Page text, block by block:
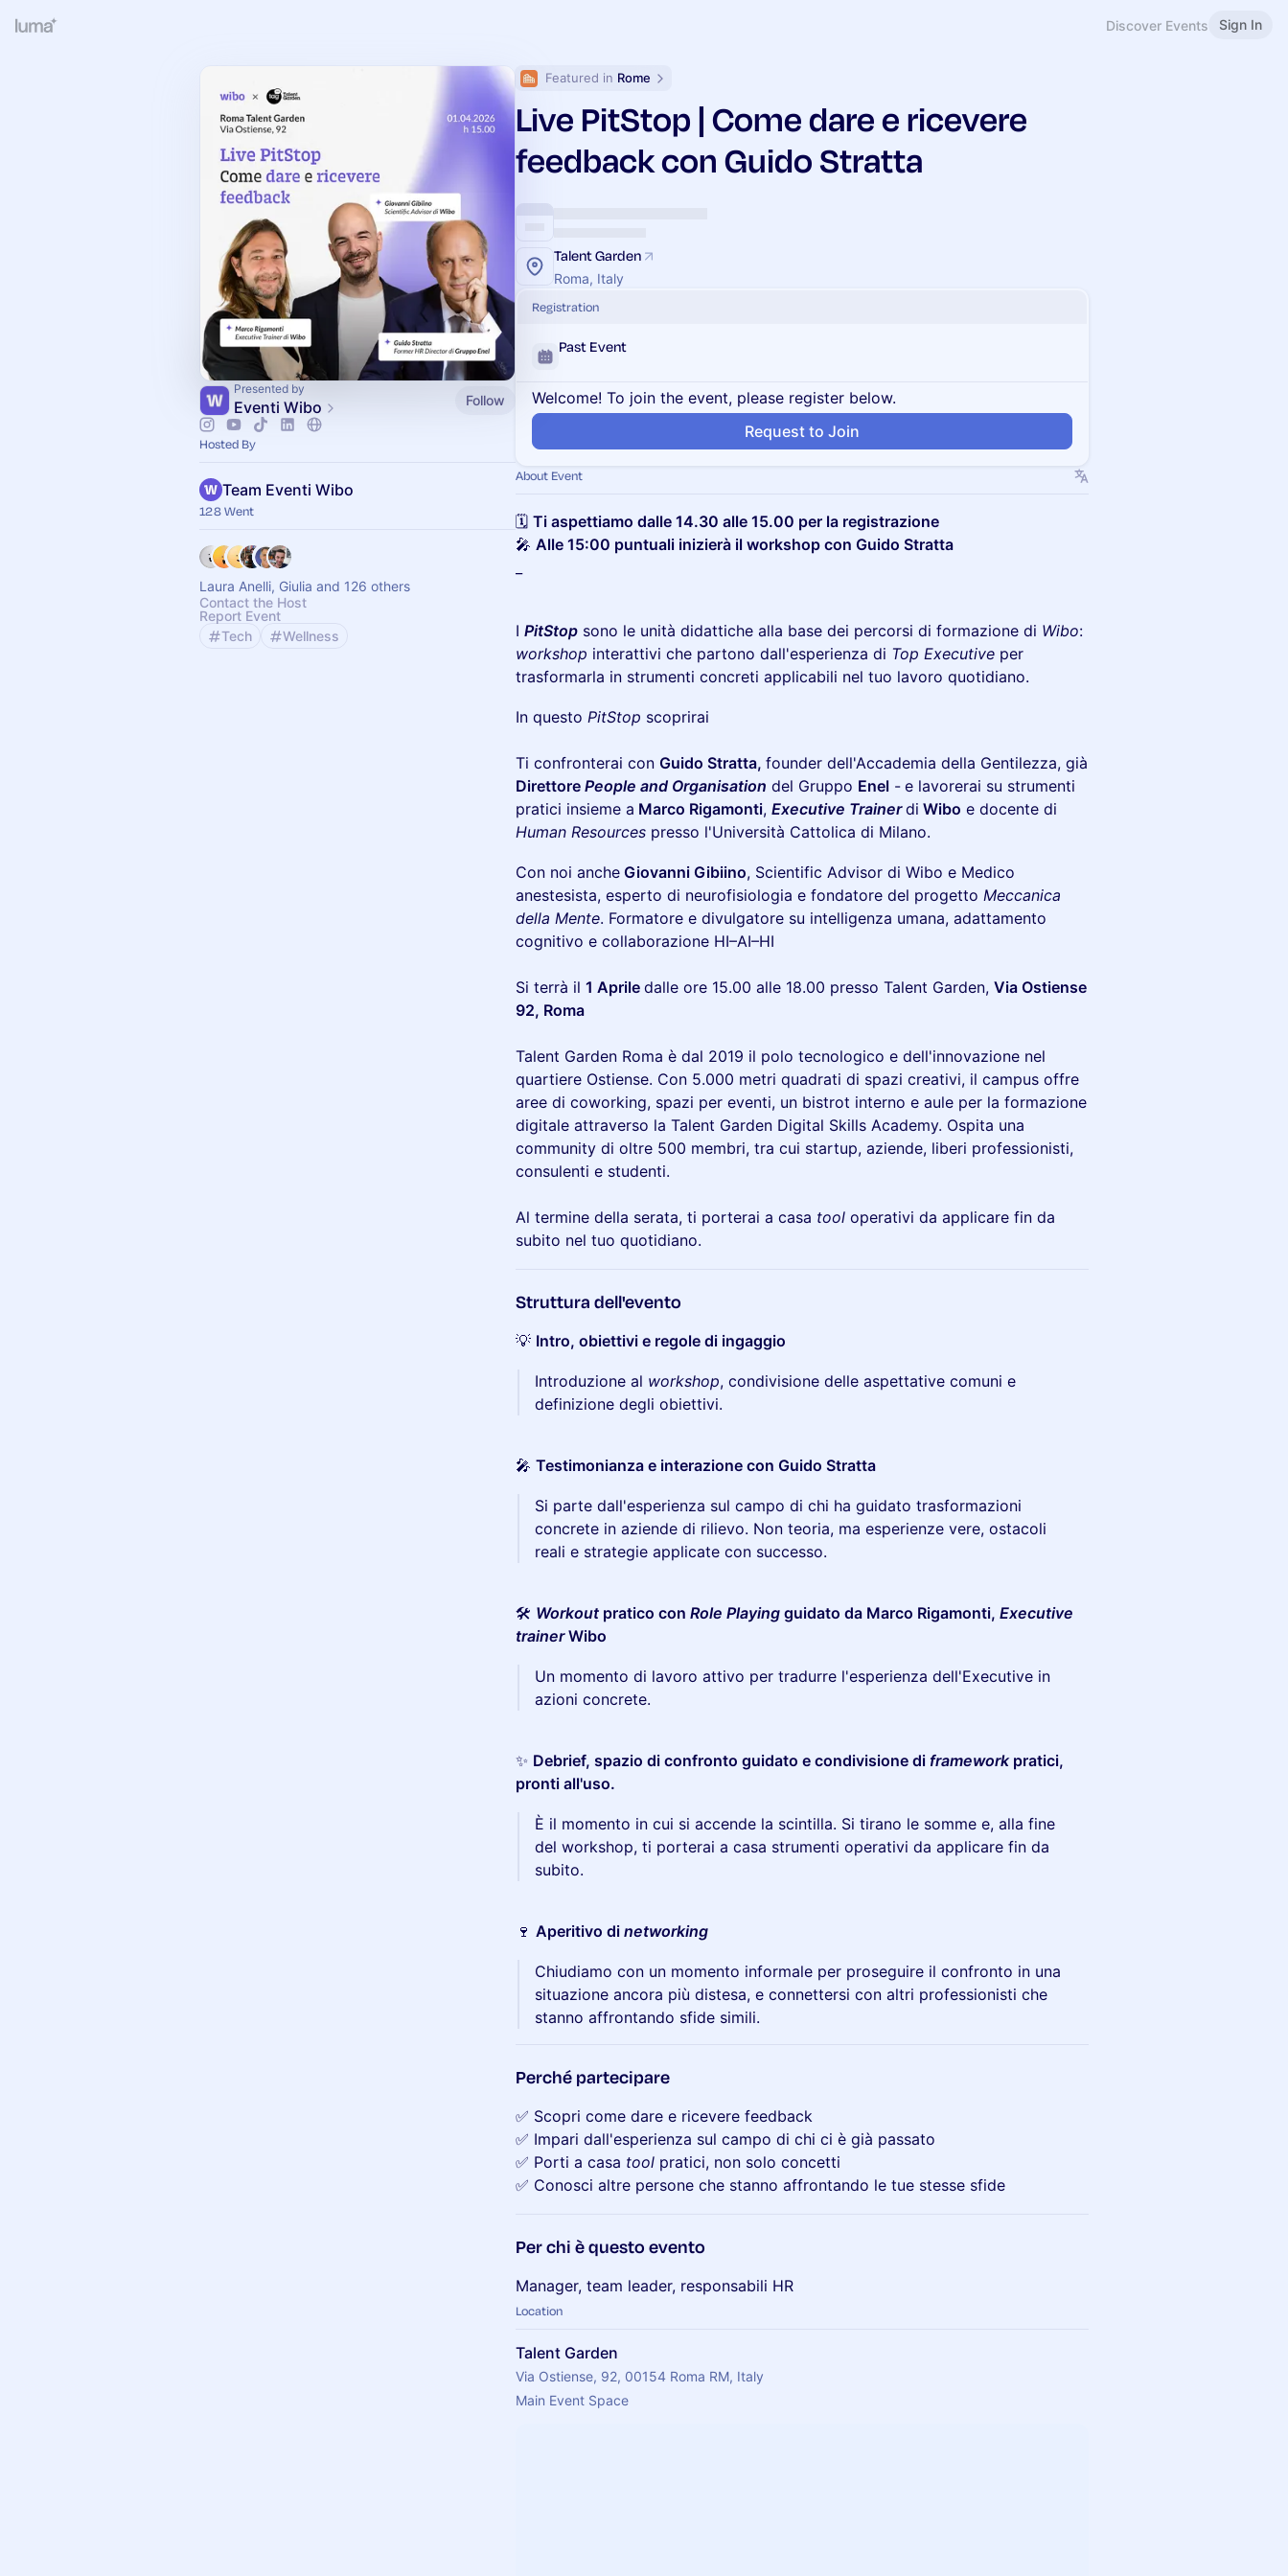
Discover Events Sign In
Presented by
Eventi Wibo Follow
Hosted By
Team Eventi Wibo
128 Went
Laura Anelli, Giulia and 126 others
Contact the Host
Report Event
Tech
Wellness
Featured in Rome
Live PitStop | Come dare e ricevere
feedback con Guido Stratta
Talent Garden
Roma, Italy
Registration
Past Event
Welcome! To join the event, please register below.
Request to Join
About Event
🗓️ Ti aspettiamo dalle 14.30 alle 15.00 per la registrazione
🎤 Alle 15:00 puntuali inizierà il workshop con Guido Stratta
I PitStop sono le unità didattiche alla base dei percorsi di formazione di Wibo:
workshop interattivi che partono dall'esperienza di Top Executive per
trasformarla in strumenti concreti applicabili nel tuo lavoro quotidiano.
In questo PitStop scoprirai
Ti confronterai con Guido Stratta, founder dell'Accademia della Gentilezza, già
Direttore People and Organisation del Gruppo Enel - e lavorerai su strumenti
pratici insieme a Marco Rigamonti, Executive Trainerdi Wibo e docente di
Human Resources presso l'Università Cattolica di Milano.
​Con noi anche Giovanni Gibiino, Scientific Advisor di Wibo e Medico
anestesista, esperto di neurofisiologia e fondatore del progetto Meccanica
della Mente. Formatore e divulgatore su intelligenza umana, adattamento
cognitivo e collaborazione HI–AI–HI
Si terrà il 1 Aprile dalle ore 15.00 alle 18.00 presso Talent Garden, Via Ostiense
92, Roma
Talent Garden Roma è dal 2019 il polo tecnologico e dell'innovazione nel
quartiere Ostiense. Con 5.000 metri quadrati di spazi creativi, il campus offre
aree di coworking, spazi per eventi, un bistrot interno e aule per la formazione
digitale attraverso la Talent Garden Digital Skills Academy. Ospita una
community di oltre 500 membri, tra cui startup, aziende, liberi professionisti,
consulenti e studenti.
Al termine della serata, ti porterai a casa tool operativi da applicare fin da
subito nel tuo quotidiano.
Struttura dell'evento
💡 Intro, obiettivi e regole di ingaggio
Introduzione al workshop, condivisione delle aspettative comuni e
definizione degli obiettivi.
🎤 Testimonianza e interazione con Guido Stratta
Si parte dall'esperienza sul campo di chi ha guidato trasformazioni
concrete in aziende di rilievo. Non teoria, ma esperienze vere, ostacoli
reali e strategie applicate con successo.
🛠️ Workout pratico con Role Playing guidato da Marco Rigamonti, Executive
trainerWibo
Un momento di lavoro attivo per tradurre l'esperienza dell'Executive in
azioni concrete.
✨ Debrief, spazio di confronto guidato e condivisione di framework pratici,
pronti all'uso.
È il momento in cui si accende la scintilla. Si tirano le somme e, alla fine
del workshop, ti porterai a casa strumenti operativi da applicare fin da
subito.
🍷 Aperitivo di networking
Chiudiamo con un momento informale per proseguire il confronto in una
situazione ancora più distesa, e connettersi con altri professionisti che
stanno affrontando sfide simili.
Perché partecipare
✅ Scopri come dare e ricevere feedback
✅ Impari dall'esperienza sul campo di chi ci è già passato
✅ Porti a casa tool pratici, non solo concetti
✅ Conosci altre persone che stanno affrontando le tue stesse sfide
Per chi è questo evento
Manager, team leader, responsabili HR
Location
Talent Garden
Via Ostiense, 92, 00154 Roma RM, Italy
Main Event Space